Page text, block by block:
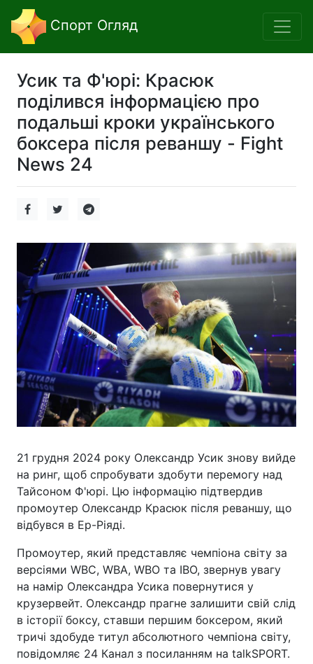
Спорт Огляд
Усик та Ф'юрі: Красюк
поділився інформацією про
подальші кроки українського
боксера після реваншу - Fight
News 24
21 грудня 2024 року Олександр Усик знову вийде
на ринг, щоб спробувати здобути перемогу над
Тайсоном Ф'юрі. Цю інформацію підтвердив
промоутер Олександр Красюк після реваншу, що
відбувся в Ер-Ріяді.
Промоутер, який представляє чемпіона світу за
версіями WBC, WBA, WBO та IBO, звернув увагу
на намір Олександра Усика повернутися у
крузервейт. Олександр прагне залишити свій слід
в історії боксу, ставши першим боксером, який
тричі здобуде титул абсолютного чемпіона світу,
повідомляє 24 Канал з посиланням на talkSPORT.